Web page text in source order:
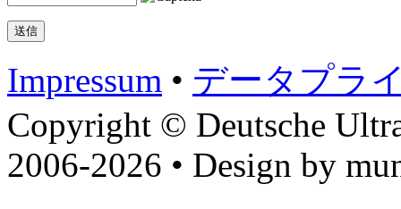
Impressum • データプラ
Copyright © Deutsche
2006-2026 • Design by